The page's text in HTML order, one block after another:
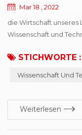
Mar 18 , 2022
die Wirtschaft unseres
Wissenschaft und
eine starke
STICHWORTE :
Wissenschaft Und
Weiterlesen